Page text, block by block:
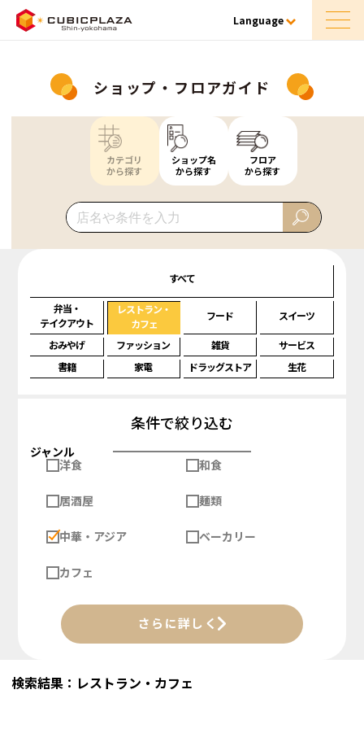
Language
ショップ・フロアガイド
カテゴリ
から探す
ショップ名
から探す
フロア
から探す
すべて
弁当・
テイクアウト
レストラン・
カフェ
フード スイーツ
おみやげ ファッション 雑貨
サービス
書籍
家電 ドラッグストア 生花
条件で絞り込む
ジャンル
洋食
和食
居酒屋 麺類
中華・アジア ベーカリー
カフェ
さらに詳しく
検索結果：レストラン・カフェ